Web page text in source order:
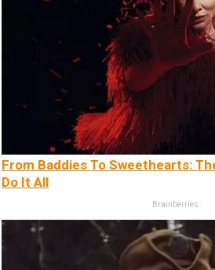
From Baddies To Sweethearts:
Do It All
Brainberries